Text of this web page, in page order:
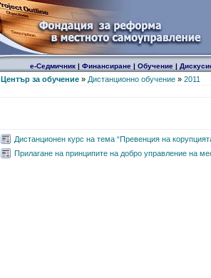
е-Седмичник| Финансиране| Обучение|
Център за обучение» Дистанционно обучение» 2011
Дистанционен курс на тема “Превенция на
Прилагане на принципите на добро управление на